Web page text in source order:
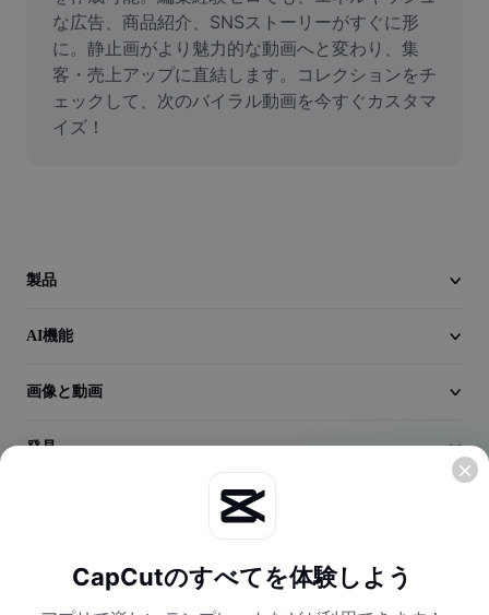
AI Inpainting
Face Cutout
動画
動画エディター
動画のトリミング
な広告、商品紹介、SNSストーリーがすぐに形
に。静止画がより魅力的な動画へと変わり、集
客・売上アップに直結します。コレクションをチ
ェックして、次のバイラル動画を今すぐカスタマ
イズ！
製品
AI機能
画像と動画
発見
CapCutのすべてを体験しよう